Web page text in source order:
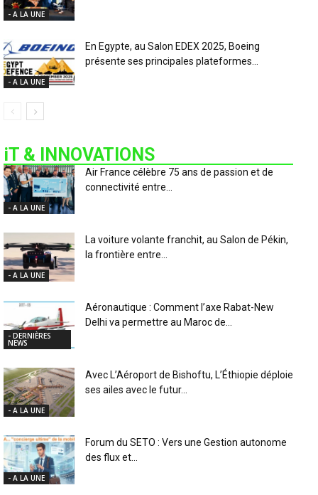
- A LA UNE
- A LA UNE
En Egypte, au Salon EDEX 2025, Boeing
présente ses principales plateformes...
iT & INNOVATIONS
- A LA UNE
Air France célèbre 75 ans de passion et de
connectivité entre...
- A LA UNE
La voiture volante franchit, au Salon de Pékin,
la frontière entre...
- DERNIÈRES
NEWS
Aéronautique : Comment l’axe Rabat-New
Delhi va permettre au Maroc de...
- A LA UNE
Avec L’Aéroport de Bishoftu, L’Éthiopie déploie
ses ailes avec le futur...
- A LA UNE
Forum du SETO : Vers une Gestion autonome
des flux et...